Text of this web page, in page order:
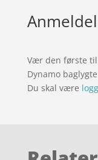
Vær den første til
Dynamo
Du skal være